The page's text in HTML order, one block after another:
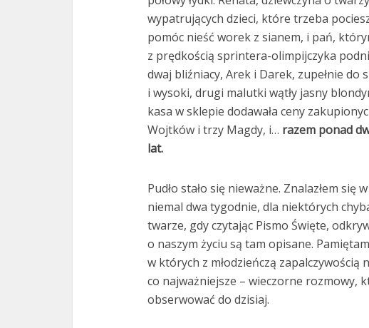
wypatrujących dzieci, które trzeba
pomóc nieść worek z sianem, i pań,
z prędkością sprintera-olimpijczyka
dwaj bliźniacy, Arek i Darek, zupełnie do
i wysoki, drugi malutki wątły jasny
kasa w sklepie dodawała ceny
Wojtków i trzy Magdy, i… razem ponad
lat.
Pudło stało się nieważne. Znalazłem
niemal dwa tygodnie, dla niektórych
twarze, gdy czytając Pismo Święte,
o naszym życiu są tam opisane.
w których z młodzieńczą
co najważniejsze – wieczorne rozmowy,
obserwować do dzisiaj.